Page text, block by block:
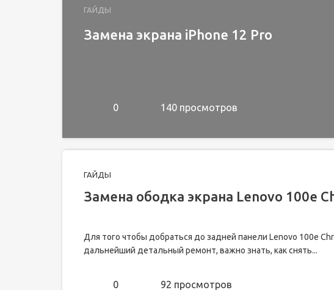
ГАЙДЫ
Замена экрана iPhone 12 Pro
0 140 просмотров
ГАЙДЫ
Замена ободка экрана Lenovo 100e
Для того чтобы добраться до задней панели Lenovo 100e
дальнейший детальный ремонт, важно знать, как снять...
0 92 просмотров